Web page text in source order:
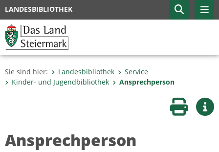
LANDESBIBLIOTHEK
Sie sind hier: Landesbibliothek
Service
Kinder- und Jugendbibliothek
Ansprechperson
Seite
Ansprechperson